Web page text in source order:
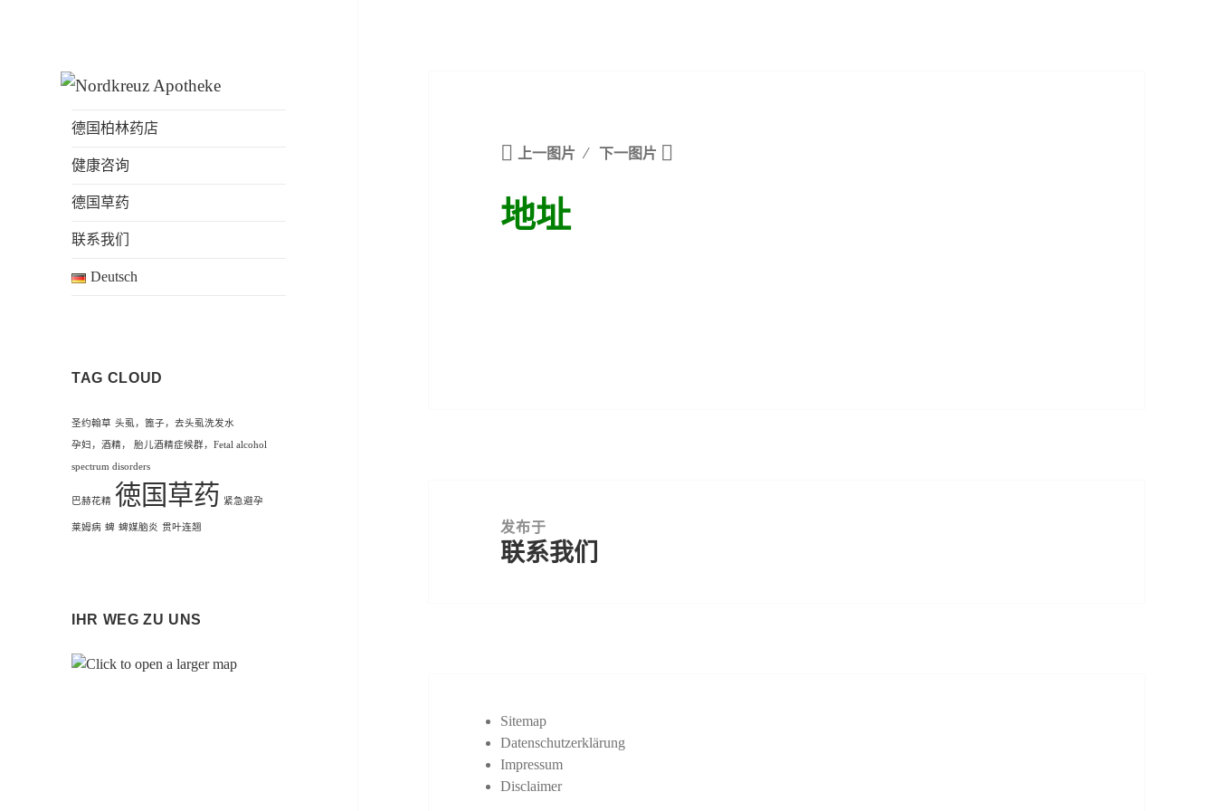
Nordkreuz
Apotheke am
Bahnhof
Gesundbrunnen
Apotheke täglich auch am
德国柏林药店
健康咨询
德国草药
联系我们
Deutsch
TAG CLOUD
圣约翰草 头虱，篦子，去头虱洗发水
孕妇，酒精， 胎儿酒精症候群，Fetal alcohol
spectrum disorders
巴赫花精 徳国草药 紧急避孕
莱姆病 蜱 蜱媒脑炎 贯叶连翘
IHR WEG ZU UNS
上一图片 下一图片
地址
发布于
联系我们
Sitemap
Datenschutzerklärung
Impressum
Disclaimer